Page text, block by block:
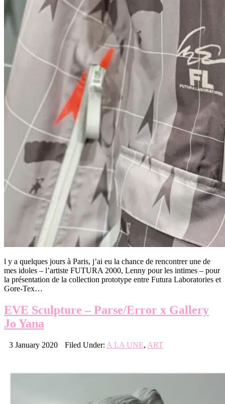
l y a quelques jours à Paris, j’ai eu la chance de rencontrer une de
mes idoles – l’artiste FUTURA 2000, Lenny pour les intimes – pour
la présentation de la collection prototype entre Futura Laboratories et
Gore-Tex…
EVE Sculpture – Parse/Error x Gallery
Jo Yana
3 January 2020 Filed Under: A LA UNE, ART